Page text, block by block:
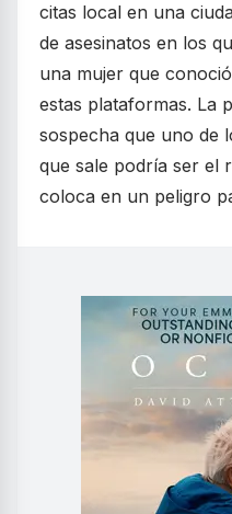
citas local en una
de asesinatos en los
una mujer que
estas plataformas. La
sospecha que uno de
que sale podría ser el
coloca en un peligro